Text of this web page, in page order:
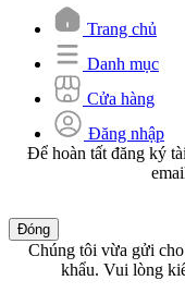
Trang chủ
Danh mục
Cửa hàng
Đăng nhập
Để hoàn tất đăng ký
Đóng
Chúng tôi vừa gửi
khẩu. Vui lòng